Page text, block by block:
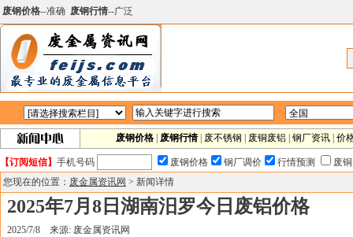
废钢价格--准确 废钢行情--广泛
废钢价格 废钢行情| 废不锈钢 废铜废铝 钢厂资讯 价
【订阅短信】 手机号码 废钢价格 钢厂调价 行情预测
废
您现在的位置： 废金属资讯网 > 新闻详情
2025年7月8日湖南汨罗今日废铝价格
2025/7/8 来源: 废金属资讯网